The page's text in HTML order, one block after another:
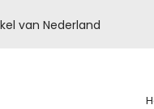
van Nederland